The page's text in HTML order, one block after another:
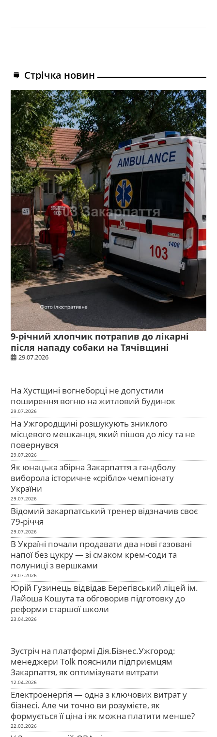
Стрічка новин
9-річний хлопчик потрапив до лікарні
після нападу собаки на Тячівщині
29.07.2026
На Хустщині вогнеборці не допустили
поширення вогню на житловий будинок
29.07.2026
На Ужгородщині розшукують зниклого
місцевого мешканця, який пішов до лісу та не
повернувся
29.07.2026
Як юнацька збірна Закарпаття з гандболу
виборола історичне «срібло» чемпіонату
України
29.07.2026
Відомий закарпатський тренер відзначив своє
79-річчя
29.07.2026
В Україні почали продавати два нові газовані
напої без цукру — зі смаком крем-соди та
полуниці з вершками
29.07.2026
Юрій Гузинець відвідав Берегівський ліцей ім.
Лайоша Кошута та обговорив підготовку до
реформи старшої школи
23.04.2026
Зустріч на платформі Дія.Бізнес.Ужгород:
менеджери Tolk пояснили підприємцям
Закарпаття, як оптимізувати витрати
12.04.2026
Електроенергія — одна з ключових витрат у
бізнесі. Але чи точно ви розумієте, як
формується її ціна і як можна платити менше?
22.03.2026